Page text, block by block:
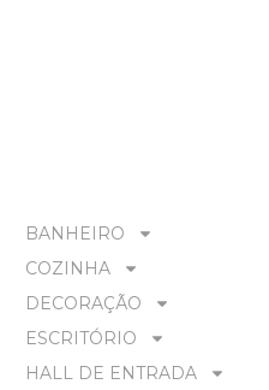
BANHEIRO
COZINHA
DECORAÇÃO
ESCRITÓRIO
HALL DE ENTRADA